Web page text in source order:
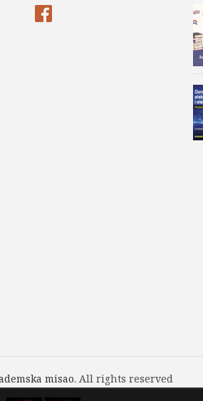
misao. All rights reserved